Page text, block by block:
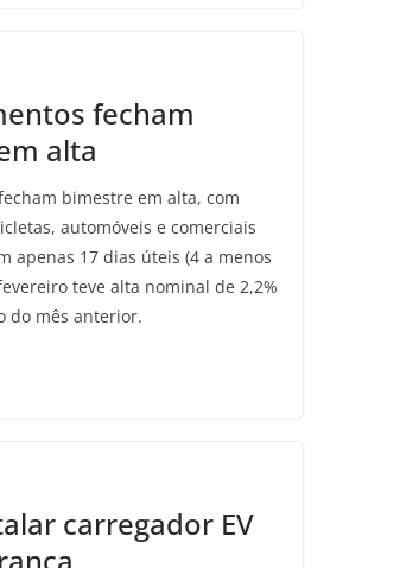
fecham
alta
bimestre em alta, com
automóveis e comerciais
apenas 17 dias úteis (4 a menos
teve alta nominal de 2,2%
do mês anterior.
carregador EV